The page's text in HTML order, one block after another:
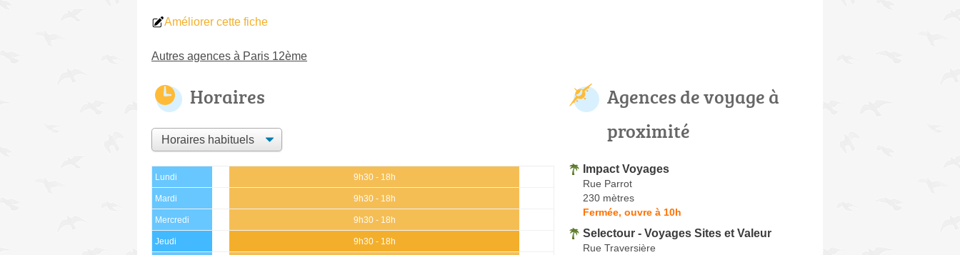
Améliorer cette fiche
Autres agences à Paris 12ème
Horaires
Lundi 9h30 - 18h
Mardi 9h30 - 18h
Mercredi 9h30 - 18h
Jeudi 9h30 - 18h
Agences de voyage à
proximité
Impact Voyages
Rue Parrot
230 mètres
Fermée, ouvre à 10h
Selectour - Voyages Sites et Valeur
Rue Traversière